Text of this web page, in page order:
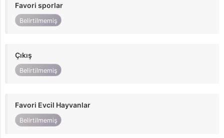
Favori sporlar
Belirtilmemiş
Çıkış
Belirtilmemiş
Favori Evcil Hayvanlar
Belirtilmemiş